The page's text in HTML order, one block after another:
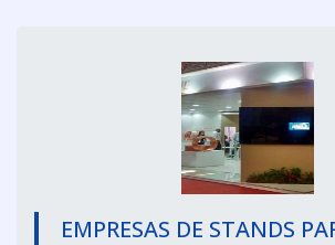
EMPRESAS DE STANDS